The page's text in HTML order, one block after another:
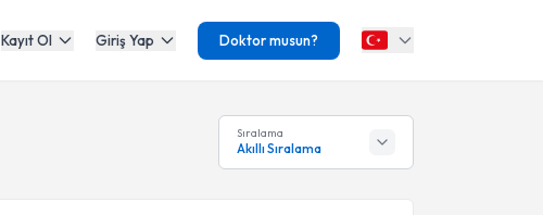
Kayıt Ol Giriş Yap Doktor musun?
Sıralama
Akıllı Sıralama